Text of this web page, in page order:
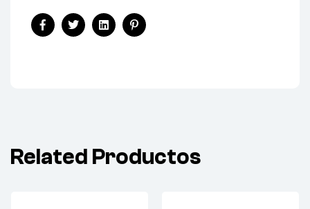
FacebookTwitterLinkedinPinterest
Related Productos